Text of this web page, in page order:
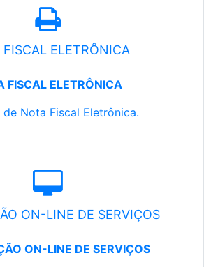
FISCAL ELETRÔNICA
FISCAL ELETRÔNICA
de Nota Fiscal Eletrônica.
ON-LINE DE SERVIÇOS
ON-LINE DE SERVIÇOS